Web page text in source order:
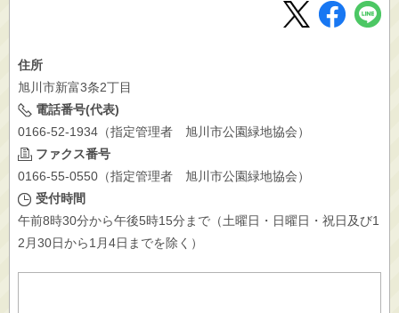
住所
旭川市新富3条2丁目
電話番号(代表)
0166-52-1934（指定管理者 旭川市公園緑地協会）
ファクス番号
0166-55-0550（指定管理者 旭川市公園緑地協会）
受付時間
午前8時30分から午後5時15分まで（土曜日・日曜日・祝日及び1
2月30日から1月4日までを除く）